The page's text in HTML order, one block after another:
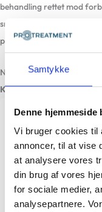
Samtykke
Denne hjemmeside
Vi bruger cookies til
annoncer, til at vise
at analysere vores
din brug af vores
for sociale medier,
analysepartnere.
behandling rettet mod
smertereducering.
problematik.
Når jeg ikke er på
Klinikker jeg arbejder på
Herlev
41 66 66 84
Mail:
Behandlingsformer
Hjemmebehandling